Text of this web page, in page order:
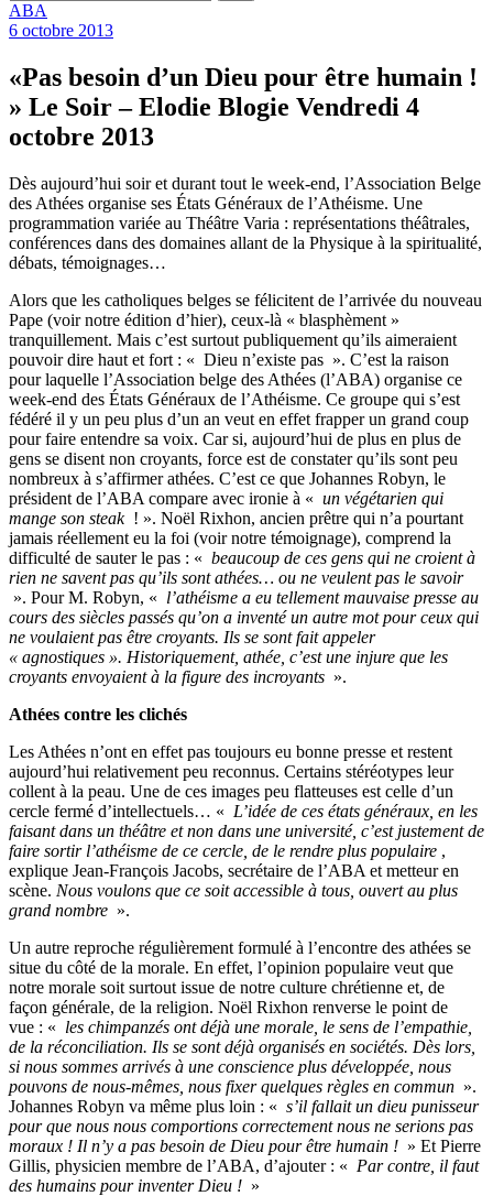
ABA
6 octobre 2013
«Pas besoin d’un Dieu pour être humain !
» Le Soir – Elodie Blogie Vendredi 4
octobre 2013
Dès aujourd’hui soir et durant tout le week-end, l’Association Belge
des Athées organise ses États Généraux de l’Athéisme. Une
programmation variée au Théâtre Varia : représentations théâtrales,
conférences dans des domaines allant de la Physique à la spiritualité,
débats, témoignages…
Alors que les catholiques belges se félicitent de l’arrivée du nouveau
Pape (voir notre édition d’hier), ceux-là « blasphèment »
tranquillement. Mais c’est surtout publiquement qu’ils aimeraient
pouvoir dire haut et fort : « Dieu n’existe pas ». C’est la raison
pour laquelle l’Association belge des Athées (l’ABA) organise ce
week-end des États Généraux de l’Athéisme. Ce groupe qui s’est
fédéré il y un peu plus d’un an veut en effet frapper un grand coup
pour faire entendre sa voix. Car si, aujourd’hui de plus en plus de
gens se disent non croyants, force est de constater qu’ils sont peu
nombreux à s’affirmer athées. C’est ce que Johannes Robyn, le
président de l’ABA compare avec ironie à « un végétarien qui
mange son steak! ». Noël Rixhon, ancien prêtre qui n’a pourtant
jamais réellement eu la foi (voir notre témoignage), comprend la
difficulté de sauter le pas : « beaucoup de ces gens qui ne croient à
rien ne savent pas qu’ils sont athées… ou ne veulent pas le savoir
». Pour M. Robyn, « l’athéisme a eu tellement mauvaise presse au
cours des siècles passés qu’on a inventé un autre mot pour ceux qui
ne voulaient pas être croyants. Ils se sont fait appeler
« agnostiques ». Historiquement, athée, c’est une injure que les
croyants envoyaient à la figure des incroyants ».
Athées contre les clichés
Les Athées n’ont en effet pas toujours eu bonne presse et restent
aujourd’hui relativement peu reconnus. Certains stéréotypes leur
collent à la peau. Une de ces images peu flatteuses est celle d’un
cercle fermé d’intellectuels… « L’idée de ces états généraux, en les
faisant dans un théâtre et non dans une université, c’est justement de
faire sortir l’athéisme de ce cercle, de le rendre plus populaire ,
explique Jean-François Jacobs, secrétaire de l’ABA et metteur en
scène. Nous voulons que ce soit accessible à tous, ouvert au plus
grand nombre ».
Un autre reproche régulièrement formulé à l’encontre des athées se
situe du côté de la morale. En effet, l’opinion populaire veut que
notre morale soit surtout issue de notre culture chrétienne et, de
façon générale, de la religion. Noël Rixhon renverse le point de
vue : « les chimpanzés ont déjà une morale, le sens de l’empathie,
de la réconciliation. Ils se sont déjà organisés en sociétés. Dès lors,
si nous sommes arrivés à une conscience plus développée, nous
pouvons de nous-mêmes, nous fixer quelques règles en commun ».
Johannes Robyn va même plus loin : « s’il fallait un dieu punisseur
pour que nous nous comportions correctement nous ne serions pas
moraux ! Il n’y a pas besoin de Dieu pour être humain ! » Et Pierre
Gillis, physicien membre de l’ABA, d’ajouter : « Par contre, il faut
des humains pour inventer Dieu ! »